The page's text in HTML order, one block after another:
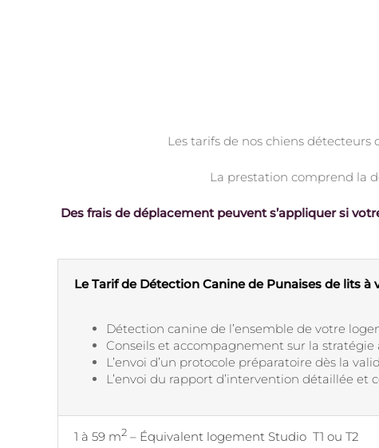
Les tarifs de nos chiens
La prestation comprend la
Des frais de déplacement peuvent s’appliquer si
Le Tarif de Détection Canine de Punaises de lits
Détection canine de l’ensemble de votre
Conseils et accompagnement sur la stratégie
L’envoi d’un protocole préparatoire dès la
L’envoi du rapport d’intervention détaillée et
1 à 59 m2 – Équivalent logement Studio T1 ou T2